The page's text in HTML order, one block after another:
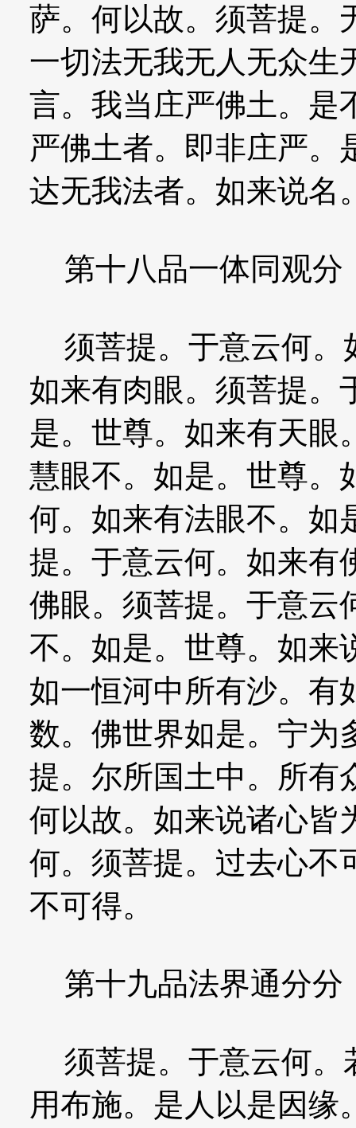
萨。何以故。须菩提。
一切法无我无人无众生
言。我当庄严佛土。是
严佛土者。即非庄严。
达无我法者。如来说名
第十八品一体同观分
须菩提。于意云何。
如来有肉眼。须菩提。
是。世尊。如来有天眼
慧眼不。如是。世尊。
何。如来有法眼不。如
提。于意云何。如来有
佛眼。须菩提。于意云
不。如是。世尊。如来
如一恒河中所有沙。有
数。佛世界如是。宁为
提。尔所国土中。所有
何以故。如来说诸心皆
何。须菩提。过去心不
不可得。
第十九品法界通分分
须菩提。于意云何。
用布施。是人以是因缘